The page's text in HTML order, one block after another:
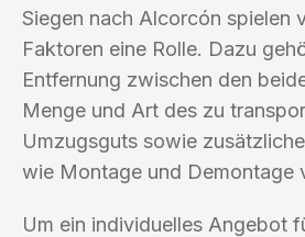
Siegen nach Alcorcón spielen
Faktoren eine Rolle. Dazu
Entfernung zwischen den
Menge und Art des zu
Umzugsguts sowie
wie Montage und Demontage
Um ein individuelles Angebot